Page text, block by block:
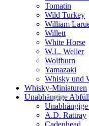
Tomatin
Wild Turkey
William
Willett
White Horse
W.L. Weller
Wolfburn
Yamazaki
Whisky und
Whisky-Miniaturen
Unabhängige
A.D. Rattray
Cadenhead